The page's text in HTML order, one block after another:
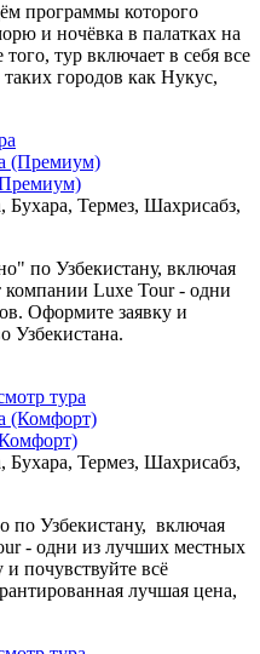
программы которого
и ночёвка в палатках на
тур включает в себя все
городов как Нукус,
Термез, Шахрисабз,
по Узбекистану, включая
компании Luxe Tour - одни
Оформите заявку и
Узбекистана.
тура
Термез, Шахрисабз,
по Узбекистану, включая
- одни из лучших местных
почувствуйте всё
лучшая цена,